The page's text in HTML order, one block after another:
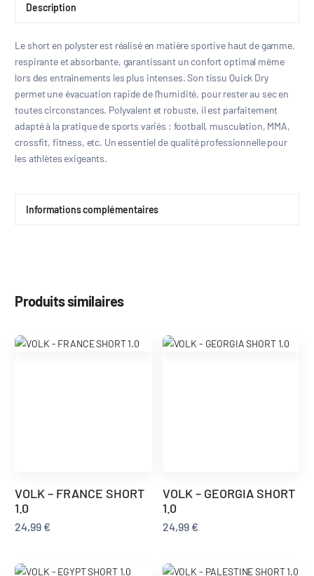
Description
Le short en polyster est réalisé en matière sportive haut de gamme,
respirante et absorbante, garantissant un confort optimal même
lors des entraînements les plus intenses. Son tissu Quick Dry
permet une évacuation rapide de l’humidité, pour rester au sec en
toutes circonstances. Polyvalent et robuste, il est parfaitement
adapté à la pratique de sports variés : football, musculation, MMA,
crossfit, fitness, etc. Un essentiel de qualité professionnelle pour
les athlètes exigeants.
Informations complémentaires
Produits similaires
VOLK – FRANCE SHORT
1.0
24,99 €
VOLK – GEORGIA SHORT
1.0
24,99 €